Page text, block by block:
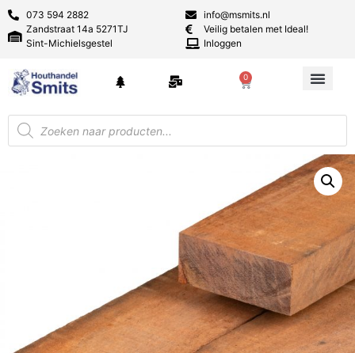
073 594 2882
Zandstraat 14a 5271TJ
Sint-Michielsgestel
info@msmits.nl
Veilig betalen met Ideal!
Inloggen
0